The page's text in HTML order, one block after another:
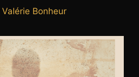
Valérie Bonheur